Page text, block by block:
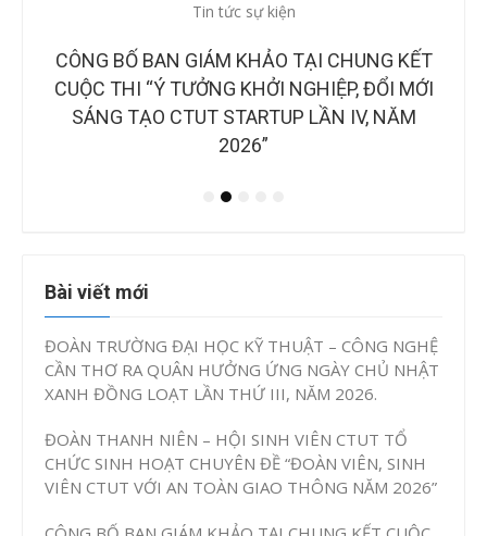
Tin tức sự kiện
CÔNG BỐ BAN GIÁM KHẢO TẠI CHUNG KẾT
CUỘC THI “Ý TƯỞNG KHỞI NGHIỆP, ĐỔI MỚI
SÁNG TẠO CTUT STARTUP LẦN IV, NĂM
2026”
Bài viết mới
ĐOÀN TRƯỜNG ĐẠI HỌC KỸ THUẬT – CÔNG NGHỆ
CẦN THƠ RA QUÂN HƯỞNG ỨNG NGÀY CHỦ NHẬT
XANH ĐỒNG LOẠT LẦN THỨ III, NĂM 2026.
ĐOÀN THANH NIÊN – HỘI SINH VIÊN CTUT TỔ
CHỨC SINH HOẠT CHUYÊN ĐỀ “ĐOÀN VIÊN, SINH
VIÊN CTUT VỚI AN TOÀN GIAO THÔNG NĂM 2026”